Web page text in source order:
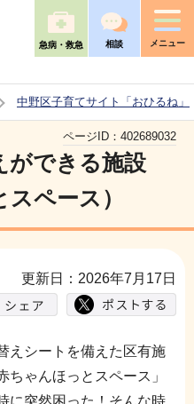
急病・救急 相談 メニュー
中野区子育てサイト「おひるね」
ができる施設
スペース）
ページID： 402689032
更新日：2026年7月17日
えシートを備えた区有施
ゃんほっとスペース」